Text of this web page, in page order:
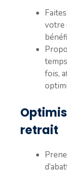
votre
fois,
retrait